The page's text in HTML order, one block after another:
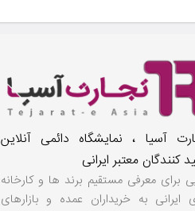
آسیا ، نمایشگاه دائمی آنلاین
کنندگان معتبر ایرانی
برای معرفی مستقیم برند ها و کارخانه
ایرانی به خریداران عمده و بازارهای